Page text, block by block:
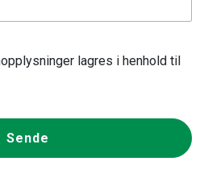
lagres i henhold til
Sende